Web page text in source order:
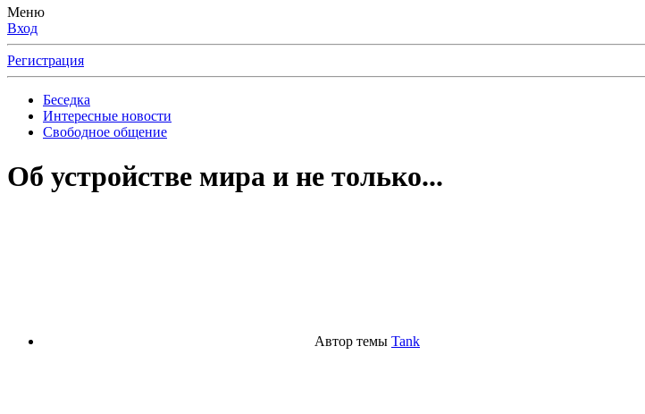
Меню
Вход
Регистрация
Беседка
Интересные новости
Свободное общение
Об устройстве мира и не только...
Автор темы Tank